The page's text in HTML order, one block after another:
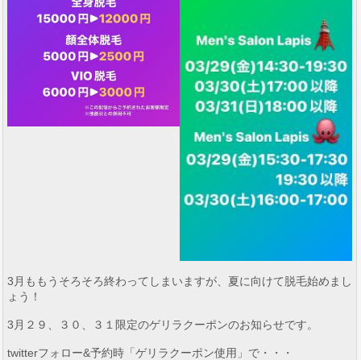
3月ももうそろそろ終わってしまいますが、夏に向けて脱毛始めまし
ょう！
3月２９、３０、３１限定のゲリラクーポンのお知らせです。
twitterフォロー&予約時「ゲリラクーポン使用」で・・・